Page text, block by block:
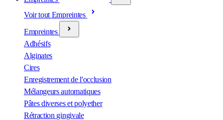
Voir tout Empreintes
Empreintes
Adhésifs
Alginates
Cires
Enregistrement de l'occlusion
Mélangeurs automatiques
Pâtes diverses et polyether
Rétraction gingivale